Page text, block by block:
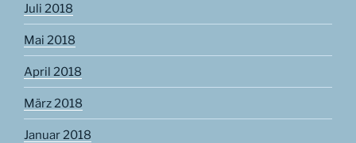
Juli 2018
Mai 2018
April 2018
März 2018
Januar 2018